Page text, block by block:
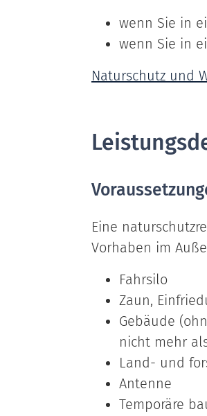
wenn Sie in
wenn Sie in
Naturschutz und
Eine
Vorhaben im
Fahrsilo
Zaun,
Gebäude
nicht mehr
Land- und
Antenne
Temporäre